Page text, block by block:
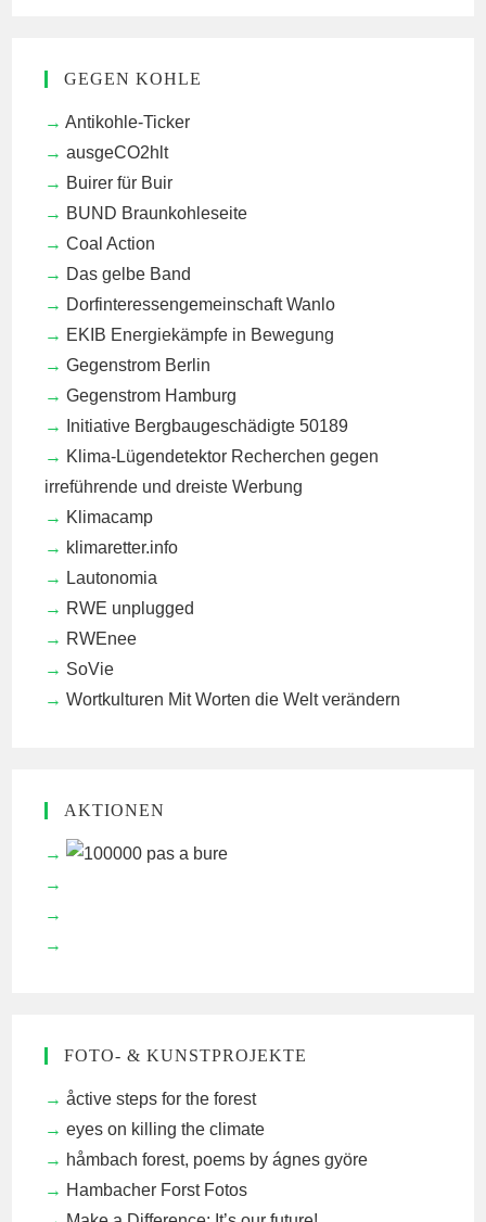
GEGEN KOHLE
Antikohle-Ticker
ausgeCO2hlt
Buirer für Buir
BUND Braunkohleseite
Coal Action
Das gelbe Band
Dorfinteressengemeinschaft Wanlo
EKIB Energiekämpfe in Bewegung
Gegenstrom Berlin
Gegenstrom Hamburg
Initiative Bergbaugeschädigte 50189
Klima-Lügendetektor Recherchen gegen
irreführende und dreiste Werbung
Klimacamp
klimaretter.info
Lautonomia
RWE unplugged
RWEnee
SoVie
Wortkulturen Mit Worten die Welt verändern
AKTIONEN
FOTO- & KUNSTPROJEKTE
åctive steps for the forest
eyes on killing the climate
håmbach forest, poems by ágnes györe
Hambacher Forst Fotos